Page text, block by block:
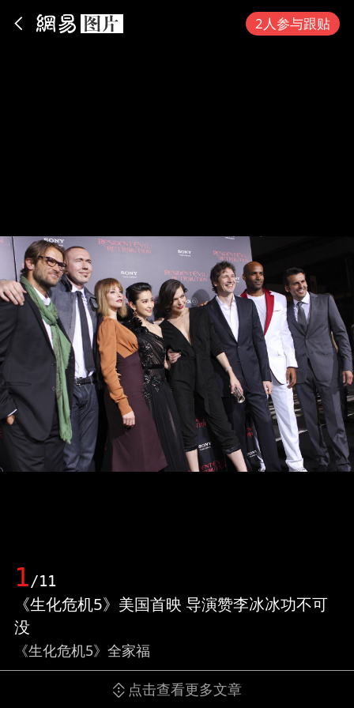
2人参与跟贴
1/11
《生化危机5》美国首映 导演赞李冰冰功不可
没
《生化危机5》全家福
点击查看更多文章